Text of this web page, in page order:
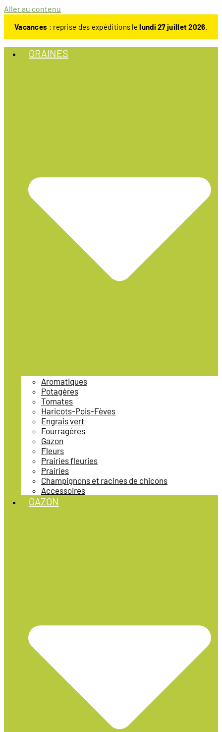
Aller au contenu
Vacances : reprise des expéditions lelundi 27 juillet 2026.
GRAINES
Aromatiques
Potagères
Tomates
Haricots-Pois-Fèves
Engrais vert
Fourragères
Gazon
Fleurs
Prairies fleuries
Prairies
Champignons et racines de chicons
Accessoires
GAZON